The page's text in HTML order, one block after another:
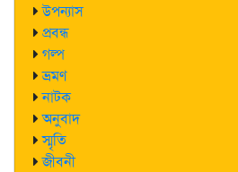
উপন্যাস
প্রবন্ধ
গল্প
ভ্রমণ
নাটক
অনুবাদ
স্মৃতি
জীবনী